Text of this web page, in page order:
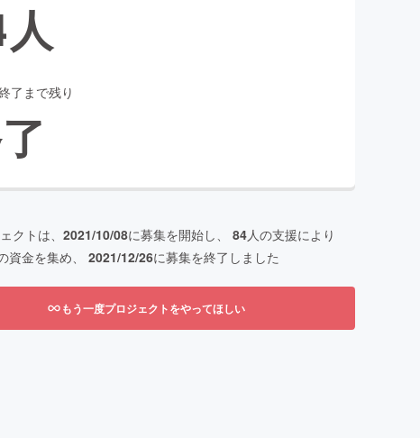
人
了まで残り
クトは、 2021/10/08に募集を開始し、 84人の支援により
資金を集め、 2021/12/26に募集を終了しました
もう一度プロジェクトをやってほしい